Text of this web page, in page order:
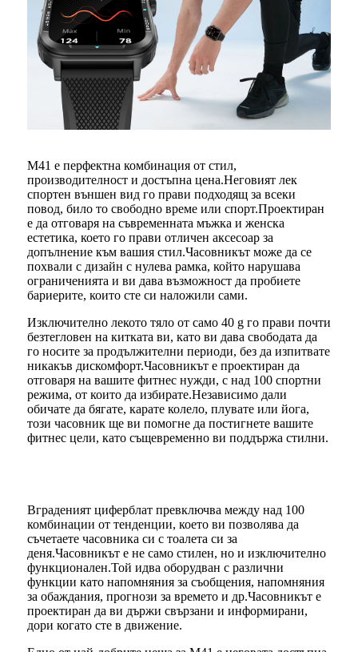
M41 е перфектна комбинация от стил,
производителност и достъпна цена.Неговият лек
спортен външен вид го прави подходящ за всеки
повод, било то свободно време или спорт.Проектиран
е да отговаря на съвременната мъжка и женска
естетика, което го прави отличен аксесоар за
допълнение към вашия стил.Часовникът може да се
похвали с дизайн с нулева рамка, който нарушава
ограниченията и ви дава възможност да пробиете
бариерите, които сте си наложили сами.
Изключително лекото тяло от само 40 g го прави почти
безтегловен на китката ви, като ви дава свободата да
го носите за продължителни периоди, без да изпитвате
никакъв дискомфорт.Часовникът е проектиран да
отговаря на вашите фитнес нужди, с над 100 спортни
режима, от които да избирате.Независимо дали
обичате да бягате, карате колело, плувате или йога,
този часовник ще ви помогне да постигнете вашите
фитнес цели, като същевременно ви поддържа стилни.
Вграденият циферблат превключва между над 100
комбинации от тенденции, което ви позволява да
съчетаете часовника си с тоалета си за
деня.Часовникът е не само стилен, но и изключително
функционален.Той идва оборудван с различни
функции като напомняния за съобщения, напомняния
за обаждания, прогнози за времето и др.Часовникът е
проектиран да ви държи свързани и информирани,
дори когато сте в движение.